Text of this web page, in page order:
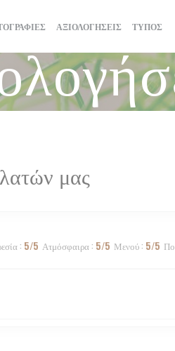
ΑΞΙΟΛΟΓΉΣΕΙΣ ΤΎΠΟΣ
μας
: 5/5 Ατμόσφαιρα: 5/5 Μενού: 5/5